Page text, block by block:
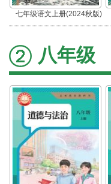
七年级语文上册(2024秋版)
(部编版)
八年级